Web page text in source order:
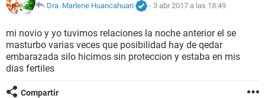
NUTRICIÓN
BIENESTAR
SEXUALIDAD
GLOSARIO
Dra. Marlene Huancahuari
- 3 abr 2017 a las 18:49
mi novio y yo tuvimos relaciones la noche anterior el se
masturbo varias veces que posibilidad hay de qedar
embarazada silo hicimos sin proteccion y estaba en mis
dias fertiles
Compartir